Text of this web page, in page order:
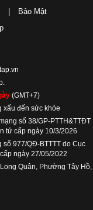
Bảo Mật
(GMT+7)
xấu đến sức khỏe
số 38/GP-PTTH&TTĐT
tử cấp ngày 10/3/2026
số 977/QĐ-BTTTT do Cục
ngày 27/05/2022
Quân, Phường Tây Hồ,